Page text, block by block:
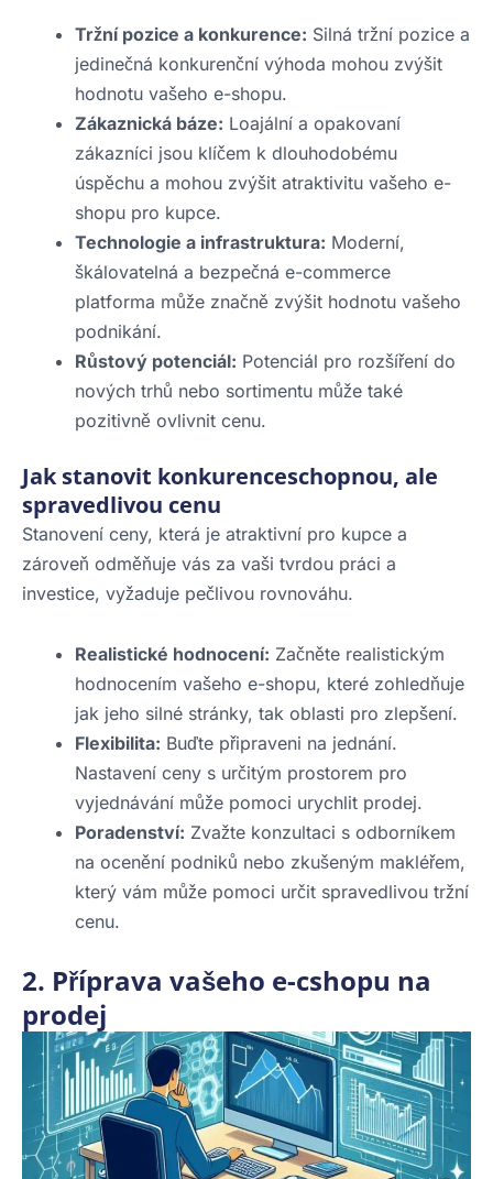
Tržní pozice a konkurence: Silná tržní pozice a
jedinečná konkurenční výhoda mohou zvýšit
hodnotu vašeho e-shopu.
Zákaznická báze: Loajální a opakovaní
zákazníci jsou klíčem k dlouhodobému
úspěchu a mohou zvýšit atraktivitu vašeho e-
shopu pro kupce.
Technologie a infrastruktura: Moderní,
škálovatelná a bezpečná e-commerce
platforma může značně zvýšit hodnotu vašeho
podnikání.
Růstový potenciál: Potenciál pro rozšíření do
nových trhů nebo sortimentu může také
pozitivně ovlivnit cenu.
Jak stanovit konkurenceschopnou, ale
spravedlivou cenu
Stanovení ceny, která je atraktivní pro kupce a
zároveň odměňuje vás za vaši tvrdou práci a
investice, vyžaduje pečlivou rovnováhu.
Realistické hodnocení: Začněte realistickým
hodnocením vašeho e-shopu, které zohledňuje
jak jeho silné stránky, tak oblasti pro zlepšení.
Flexibilita: Buďte připraveni na jednání.
Nastavení ceny s určitým prostorem pro
vyjednávání může pomoci urychlit prodej.
Poradenství: Zvažte konzultaci s odborníkem
na ocenění podniků nebo zkušeným makléřem,
který vám může pomoci určit spravedlivou tržní
cenu.
2. Příprava vašeho e-cshopu na
prodej